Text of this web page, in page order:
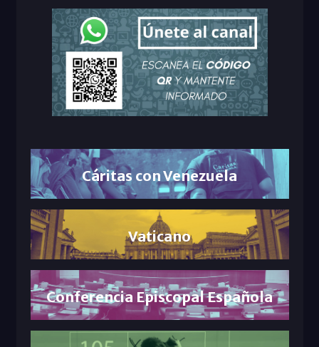
Cáritas con Venezuela
Vaticano
Conferencia Episcopal Española